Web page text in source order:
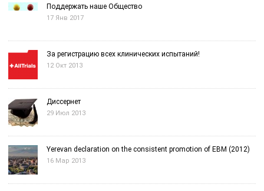
Поддержать наше Общество
17 Янв 2017
За регистрацию всех клинических испытаний!
12 Окт 2013
Диссернет
29 Июл 2013
Yerevan declaration on the consistent promotion of EBM (2012)
16 Мар 2013